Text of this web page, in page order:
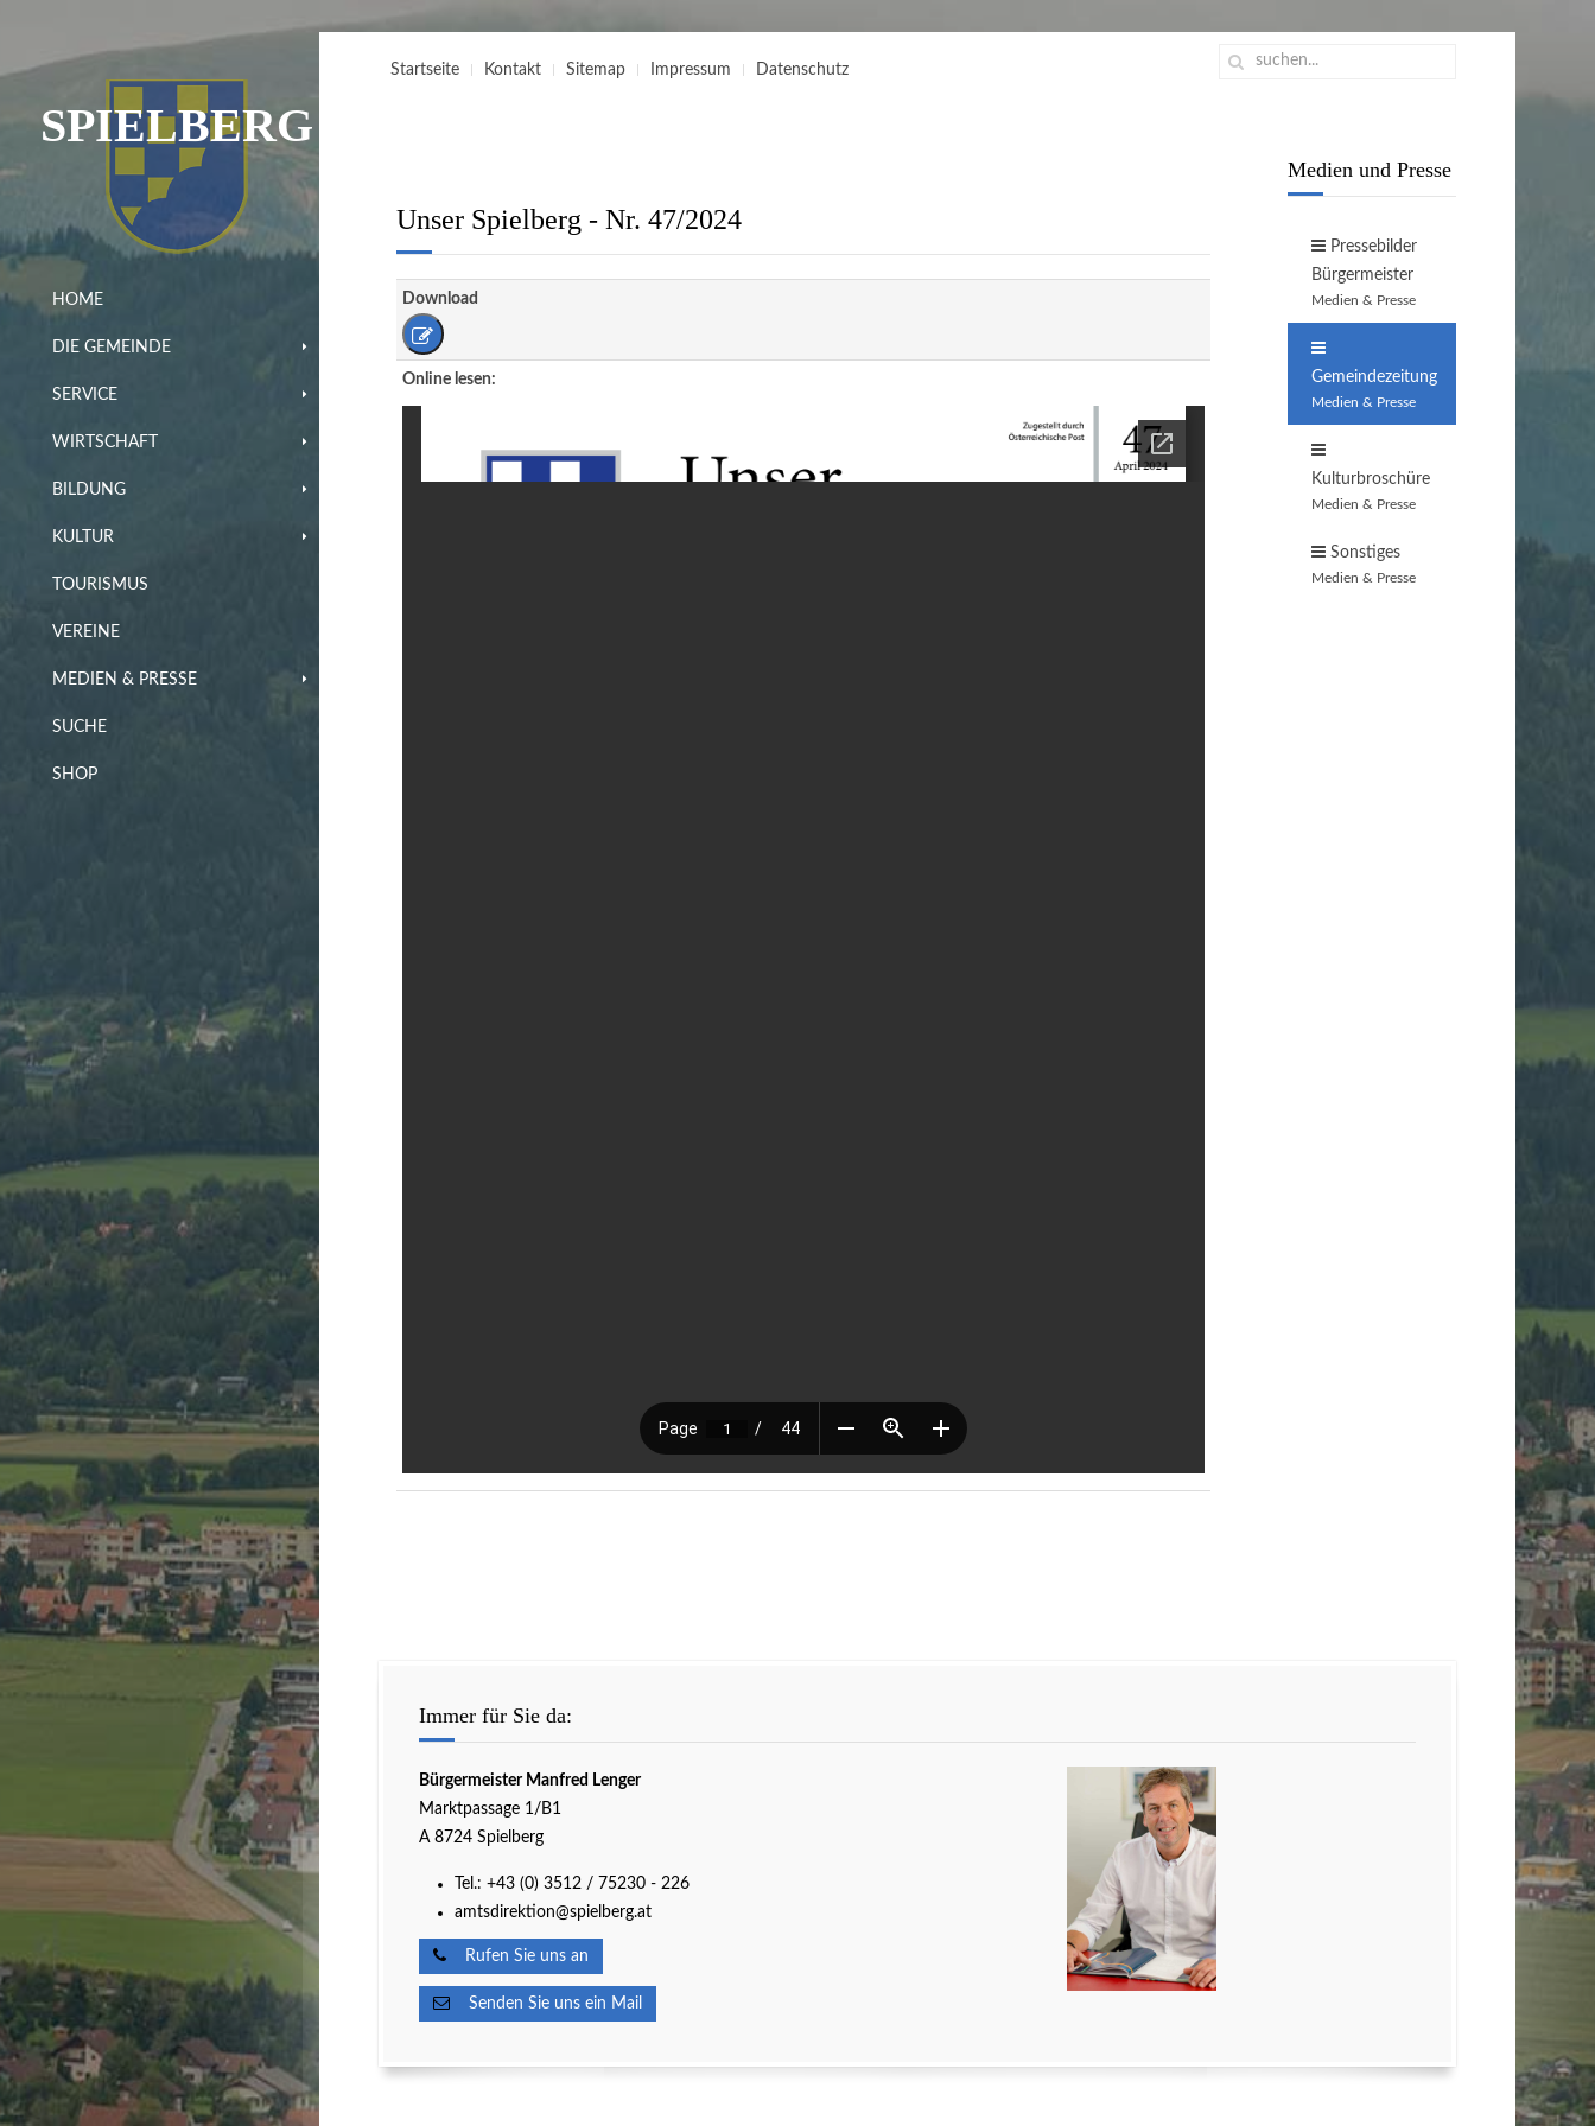
SPIELBERG
HOME
DIE GEMEINDE
SERVICE
WIRTSCHAFT
BILDUNG
KULTUR
TOURISMUS
VEREINE
MEDIEN & PRESSE
SUCHE
SHOP
Startseite Kontakt Sitemap Impressum Datenschutz
Unser Spielberg - Nr. 47/2024
Download
Online lesen:
Medien und Presse
Pressebilder
Bürgermeister
Medien & Presse
Gemeindezeitung
Medien & Presse
Kulturbroschüre
Medien & Presse
Sonstiges
Medien & Presse
Immer für Sie da:
Bürgermeister Manfred Lenger
Marktpassage 1/B1
A 8724 Spielberg
Tel.: +43 (0) 3512 / 75230 - 226
amtsdirektion@spielberg.at
Rufen Sie uns an
Senden Sie uns ein Mail